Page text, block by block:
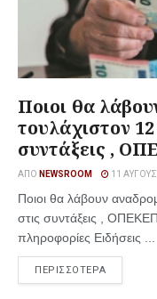
Ποιοι θα
τουλάχιστον
συντάξεις ,
ΑΠΌ NEWSROOM 11
Ποιοι θα λάβουν
στις συντάξεις ,
πληροφορίες Ειδήσεις ...
ΠΕΡΙΣΣΟΤΕΡΑ